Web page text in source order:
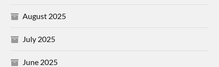
August 2025
July 2025
June 2025